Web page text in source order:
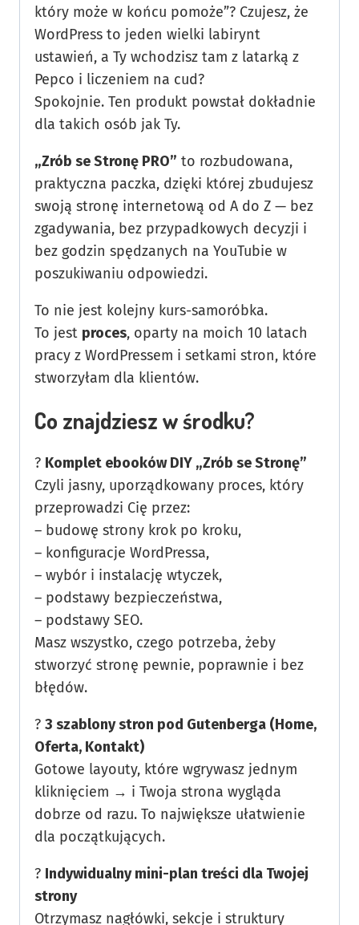
który może w końcu pomoże”? Czujesz, że
WordPress to jeden wielki labirynt
ustawień, a Ty wchodzisz tam z latarką z
Pepco i liczeniem na cud?
Spokojnie. Ten produkt powstał dokładnie
dla takich osób jak Ty.
„Zrób se Stronę PRO” to rozbudowana,
praktyczna paczka, dzięki której zbudujesz
swoją stronę internetową od A do Z — bez
zgadywania, bez przypadkowych decyzji i
bez godzin spędzanych na YouTubie w
poszukiwaniu odpowiedzi.
To nie jest kolejny kurs-samoróbka.
To jest proces, oparty na moich 10 latach
pracy z WordPressem i setkami stron, które
stworzyłam dla klientów.
Co znajdziesz w środku?
? Komplet ebooków DIY „Zrób se Stronę”
Czyli jasny, uporządkowany proces, który
przeprowadzi Cię przez:
– budowę strony krok po kroku,
– konfiguracje WordPressa,
– wybór i instalację wtyczek,
– podstawy bezpieczeństwa,
– podstawy SEO.
Masz wszystko, czego potrzeba, żeby
stworzyć stronę pewnie, poprawnie i bez
błędów.
? 3 szablony stron pod Gutenberga (Home,
Oferta, Kontakt)
Gotowe layouty, które wgrywasz jednym
kliknięciem → i Twoja strona wygląda
dobrze od razu. To największe ułatwienie
dla początkujących.
? Indywidualny mini-plan treści dla Twojej
strony
Otrzymasz nagłówki, sekcje i struktury